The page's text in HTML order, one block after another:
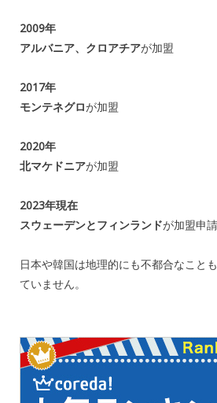
2009年
アルバニア、クロアチアが加盟
2017年
モンテネグロが加盟
2020年
北マケドニアが加盟
2023年現在
スウェーデンとフィンランドが加盟申請
日本や韓国は地理的にも不都合なこと
ていません。